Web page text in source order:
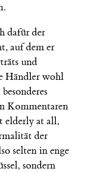
dafür der
auf dem er
und
Händler wohl
Kommentaren
elderly at all,
der
selten in enge
sondern